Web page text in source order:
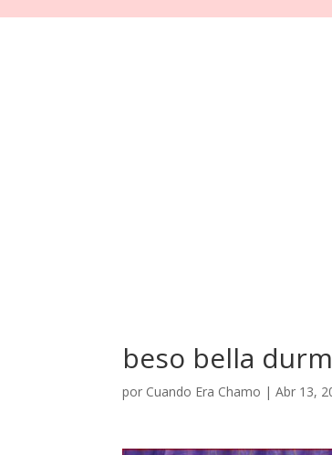
beso bella
por Cuando Era Chamo |Abr 13,